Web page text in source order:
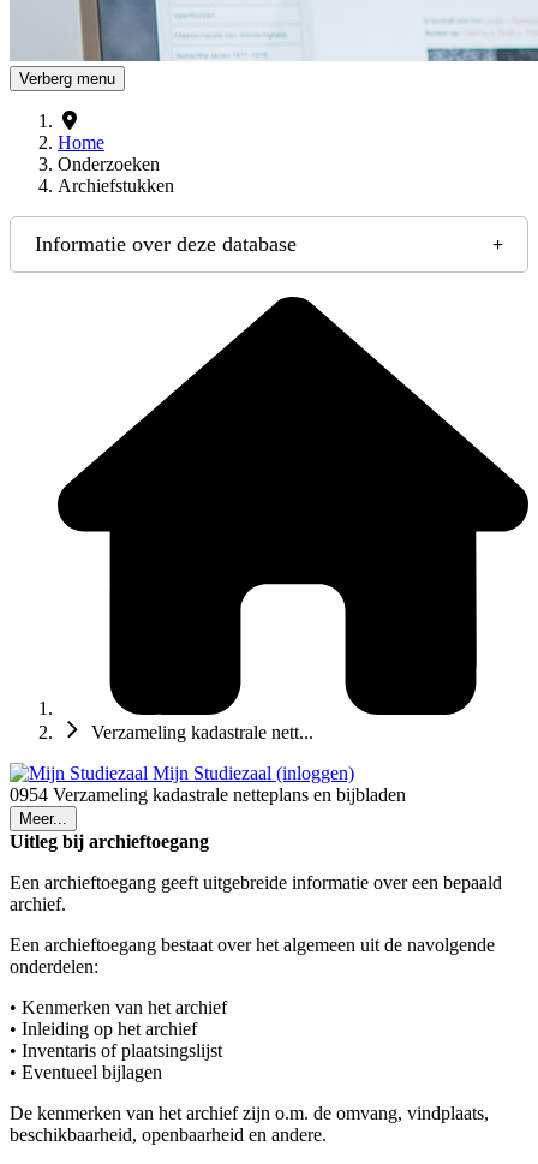
Verberg menu
Home
Onderzoeken
Archiefstukken
Informatie over deze database
Verzameling kadastrale nett...
Mijn Studiezaal (inloggen)
0954 Verzameling kadastrale netteplans en bijbladen
Meer...
Uitleg bij archieftoegang
Een archieftoegang geeft uitgebreide informatie over een bepaald
archief.
Een archieftoegang bestaat over het algemeen uit de navolgende
onderdelen:
• Kenmerken van het archief
• Inleiding op het archief
• Inventaris of plaatsingslijst
• Eventueel bijlagen
De kenmerken van het archief zijn o.m. de omvang, vindplaats,
beschikbaarheid, openbaarheid en andere.